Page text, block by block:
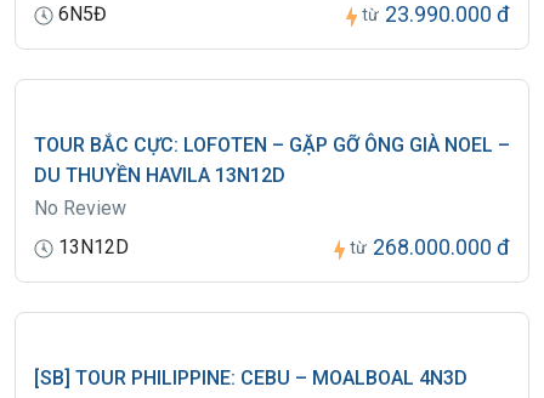
6N5Đ
từ 23.990.000 đ
TOUR BẮC CỰC: LOFOTEN – GẶP GỠ ÔNG GIÀ NOEL –
DU THUYỀN HAVILA 13N12D
No Review
13N12D
từ 268.000.000 đ
[SB] TOUR PHILIPPINE: CEBU – MOALBOAL 4N3D